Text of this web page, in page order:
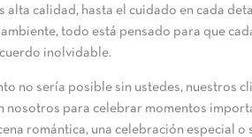
alta calidad, hasta el cuidado en cada
todo está pensado para que
inolvidable.
no sería posible sin ustedes, nuestros
nosotros para celebrar momentos
romántica, una celebración especial o